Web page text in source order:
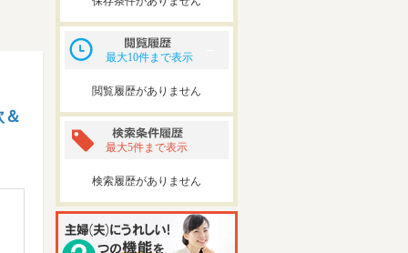
最大10件まで表示
閲覧履歴がありません
最大5件まで表示
検索履歴がありません